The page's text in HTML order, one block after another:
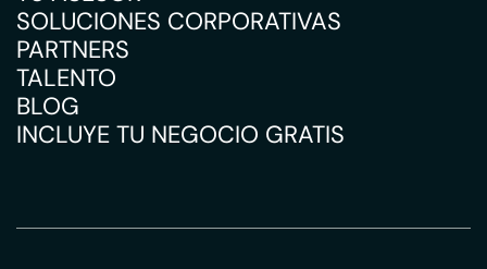
SOLUCIONES CORPORATIVAS
PARTNERS
TALENTO
BLOG
INCLUYE TU NEGOCIO GRATIS